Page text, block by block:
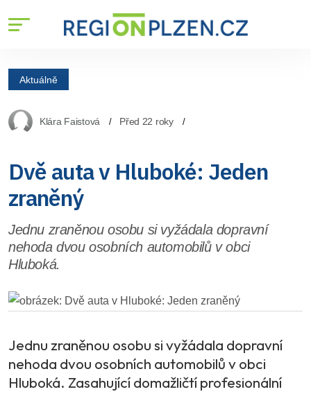
Aktuálně
Klára Faistová Před 22 roky
Dvě auta v Hluboké: Jeden
zraněný
Jednu zraněnou osobu si vyžádala dopravní
nehoda dvou osobních automobilů v obci
Hluboká.
Jednu zraněnou osobu si vyžádala dopravní
nehoda dvou osobních automobilů v obci
Hluboká. Zasahující domažličtí profesionální